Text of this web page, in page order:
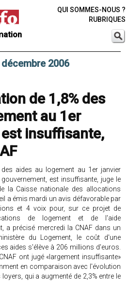
QUI SOMMES-NOUS ?
RUBRIQUES
2006
de 1,8% des
au 1er
insuffisante,
aides au logement au 1er janvier
est insuffisante, juge le
la Caisse nationale des allocations
a émis mardi un avis défavorable par
et 4 voix pour, sur ce projet de
de logement et de l'aide
a précisé mercredi la CNAF dans un
du Logement, le coût d'une
aides s'élève à 206 millions d'euros.
ont jugé «largement insuffisante»
en comparaison avec l'évolution
qui a augmenté de 2,3% entre le